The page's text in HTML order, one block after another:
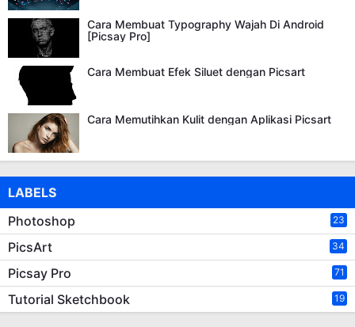
Cara Membuat Typography Wajah Di Android
[Picsay Pro]
Cara Membuat Efek Siluet dengan Picsart
Cara Memutihkan Kulit dengan Aplikasi Picsart
LABELS
Photoshop
23
PicsArt 34
Picsay Pro 71
Tutorial Sketchbook 19